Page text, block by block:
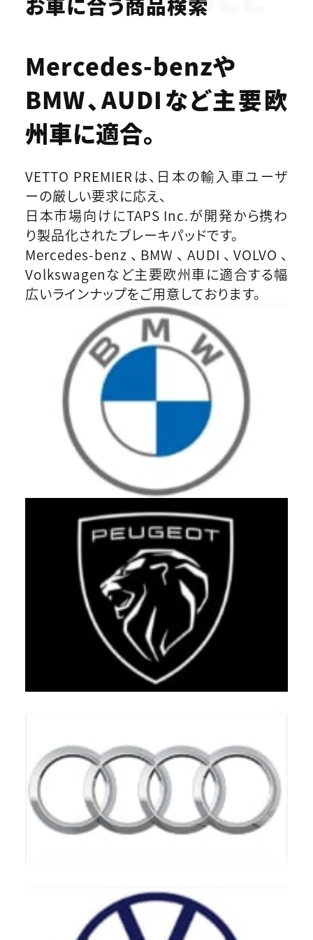
Mercedes-benzや
BMW、AUDIなど主要欧
州車に適合。
VETTO PREMIERは、日本の輸入車ユーザ
ーの厳しい要求に応え、
日本市場向けにTAPS Inc.が開発から携わ
り製品化されたブレーキパッドです。
Mercedes-benz、BMW、AUDI、VOLVO、
Volkswagenなど主要欧州車に適合する幅
広いラインナップをご用意しております。